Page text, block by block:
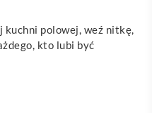
kuchni polowej, weź nitkę,
kto lubi być